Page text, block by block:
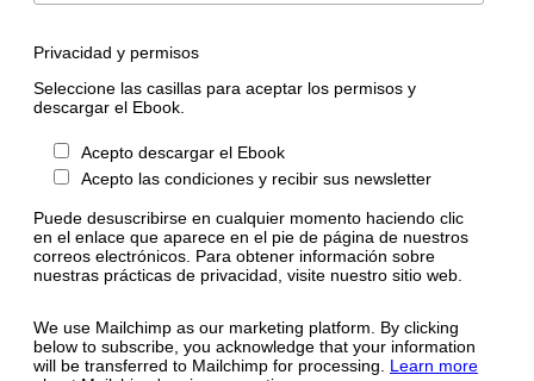
Privacidad y permisos
Seleccione las casillas para aceptar los permisos y
descargar el Ebook.
Acepto descargar el Ebook
Acepto las condiciones y recibir sus newsletter
Puede desuscribirse en cualquier momento haciendo clic
en el enlace que aparece en el pie de página de nuestros
correos electrónicos. Para obtener información sobre
nuestras prácticas de privacidad, visite nuestro sitio web.
We use Mailchimp as our marketing platform. By clicking
below to subscribe, you acknowledge that your information
will be transferred to Mailchimp for processing. Learn more